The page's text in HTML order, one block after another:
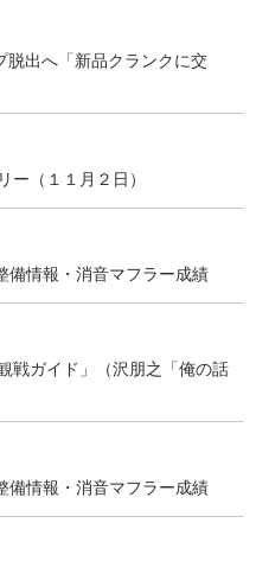
脱出へ「新品クランクに交
ー（１１月２日）
備情報・消音マフラー成績
戦ガイド」（沢朋之「俺の話
備情報・消音マフラー成績